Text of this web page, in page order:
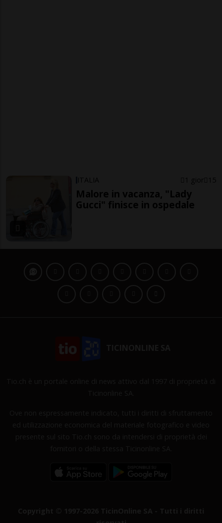
ITALIA 1 gior 15
Malore in vacanza, "Lady
Gucci" finisce in ospedale